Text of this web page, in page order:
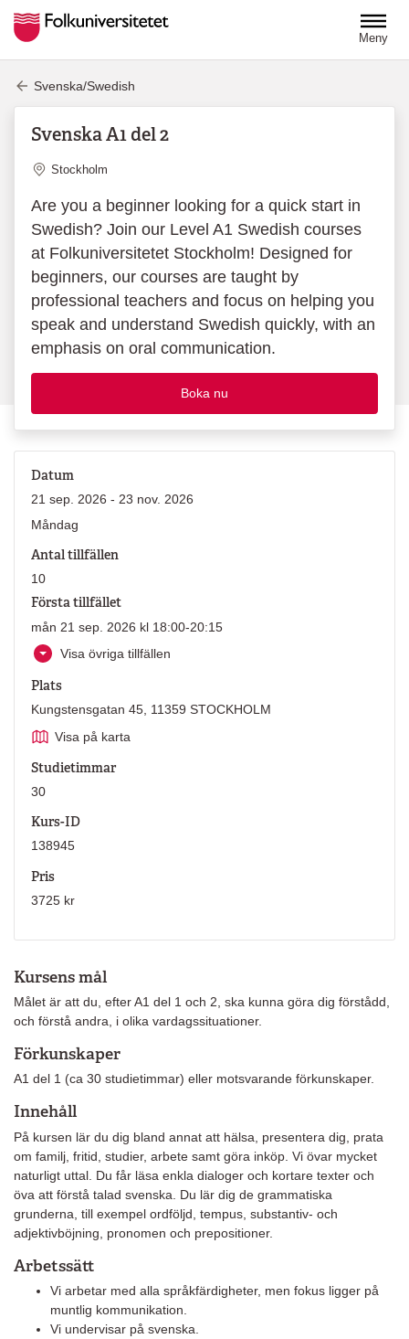
Meny
Svenska/Swedish
Svenska A1 del 2
Plats
Stockholm
Are you a beginner looking for a quick start in
Swedish? Join our Level A1 Swedish courses
at Folkuniversitetet Stockholm! Designed for
beginners, our courses are taught by
professional teachers and focus on helping you
speak and understand Swedish quickly, with an
emphasis on oral communication.
Boka nu
Kursens mål
Målet är att du, efter A1 del 1 och 2, ska kunna göra dig förstådd,
och förstå andra, i olika vardagssituationer.
Förkunskaper
A1 del 1 (ca 30 studietimmar) eller motsvarande förkunskaper.
Innehåll
På kursen lär du dig bland annat att hälsa, presentera dig, prata
om familj, fritid, studier, arbete samt göra inköp. Vi övar mycket
naturligt uttal. Du får läsa enkla dialoger och kortare texter och
öva att förstå talad svenska. Du lär dig de grammatiska
grunderna, till exempel ordföljd, tempus, substantiv- och
adjektivböjning, pronomen och prepositioner.
Arbetssätt
Vi arbetar med alla språkfärdigheter, men fokus ligger på
muntlig kommunikation.
Vi undervisar på svenska.
Datum
21 sep. 2026 - 23 nov. 2026
Måndag
Antal tillfällen
10
Första tillfället
mån 21 sep. 2026 kl 18:00-20:15
Visa övriga tillfällen
Plats
Kungstensgatan 45, 11359 STOCKHOLM
Visa på karta
Studietimmar
30
Kurs-ID
138945
Pris
3725 kr